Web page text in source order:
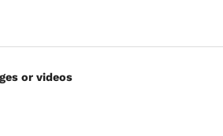
or videos